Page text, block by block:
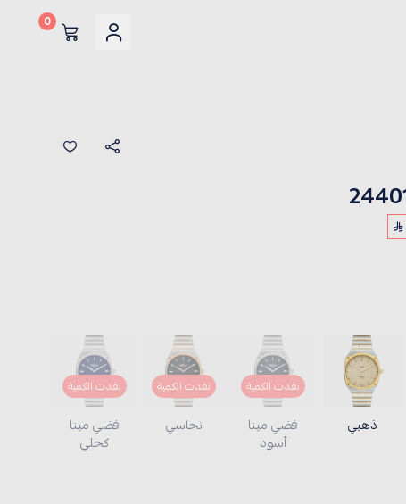
0
ذهبي
نفدت الكمية
فضي مينا
أسود
نفدت الكمية
نحاسي
نفدت الكمية
فضي مينا
كحلي